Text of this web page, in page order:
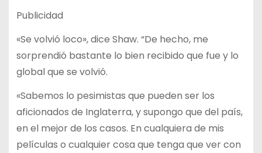
Publicidad
«Se volvió loco», dice Shaw. “De hecho, me
sorprendió bastante lo bien recibido que fue y lo
global que se volvió.
«Sabemos lo pesimistas que pueden ser los
aficionados de Inglaterra, y supongo que del país,
en el mejor de los casos. En cualquiera de mis
películas o cualquier cosa que tenga que ver con